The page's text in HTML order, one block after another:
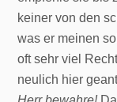
keiner von den
was er meinen
oft sehr viel
neulich hier